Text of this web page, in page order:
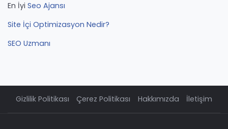
En İyi Seo Ajansı
Site İçi Optimizasyon Nedir?
SEO Uzmanı
Gizlilik Politikası Çerez Politikası Hakkımızda İletişim